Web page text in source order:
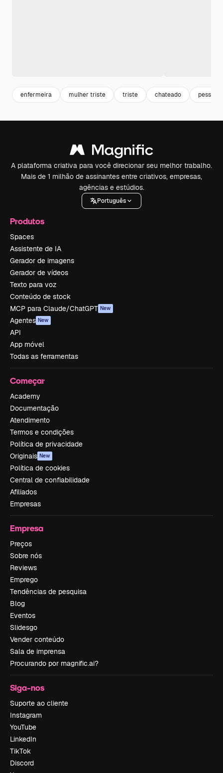
enfermeira mulher triste triste chateado pessoa
A plataforma criativa para você direcionar seu melhor trabalho.
Mais de 1 milhão de assinantes entre criativos, empresas,
agências e estúdios.
Português
Produtos
Spaces
Assistente de IA
Gerador de imagens
Gerador de vídeos
Texto para voz
Conteúdo de stock
MCP para Claude/ChatGPT New
Agentes New
API
App móvel
Todas as ferramentas
Começar
Academy
Documentação
Atendimento
Termos e condições
Política de privacidade
Originais New
Política de cookies
Central de confiabilidade
Afiliados
Empresas
Empresa
Preços
Sobre nós
Reviews
Emprego
Tendências de pesquisa
Blog
Eventos
Slidesgo
Vender conteúdo
Sala de imprensa
Procurando por magnific.ai?
Siga-nos
Suporte ao cliente
Instagram
YouTube
LinkedIn
TikTok
Discord